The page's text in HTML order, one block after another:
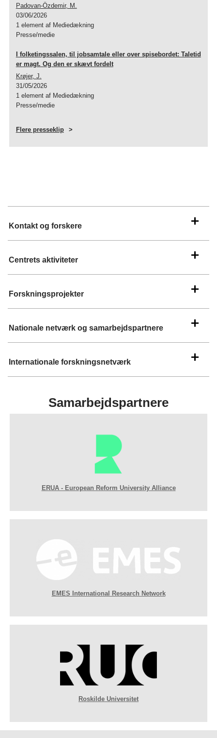
Padovan-Özdemir, M.
03/06/2026
1 element af Mediedækning
Presse/medie
I folketingssalen, til jobsamtale eller over spisebordet: Taletid
er magt. Og den er skævt fordelt
Krøjer, J.
31/05/2026
1 element af Mediedækning
Presse/medie
Flere presseklip
Kontakt og forskere
Centrets aktiviteter
Forskningsprojekter
Nationale netværk og samarbejdspartnere
Internationale forskningsnetværk
Samarbejdspartnere
ERUA - European Reform University Alliance
EMES International Research Network
Roskilde Universitet